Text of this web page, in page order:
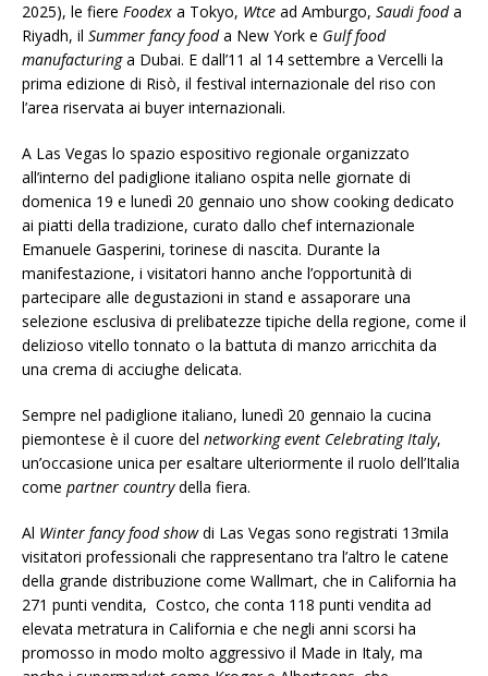
2025), le fiere Foodex a Tokyo, Wtce ad Amburgo, Saudi fooda
Riyadh, il Summer fancy fooda New York e Gulf food
manufacturinga Dubai. E dall’11 al 14 settembre a Vercelli la
prima edizione di Risò, il festival internazionale del riso con
l’area riservata ai buyer internazionali.
A Las Vegas lo spazio espositivo regionale organizzato
all’interno del padiglione italiano ospita nelle giornate di
domenica 19 e lunedì 20 gennaio uno show cooking dedicato
ai piatti della tradizione, curato dallo chef internazionale
Emanuele Gasperini, torinese di nascita. Durante la
manifestazione, i visitatori hanno anche l’opportunità di
partecipare alle degustazioni in stand e assaporare una
selezione esclusiva di prelibatezze tipiche della regione, come il
delizioso vitello tonnato o la battuta di manzo arricchita da
una crema di acciughe delicata.
Sempre nel padiglione italiano, lunedì 20 gennaio la cucina
piemontese è il cuore del networking event Celebrating Italy,
un’occasione unica per esaltare ulteriormente il ruolo dell’Italia
come partner countrydella fiera.
Al Winter fancy food showdi Las Vegas sono registrati 13mila
visitatori professionali che rappresentano tra l’altro le catene
della grande distribuzione come Wallmart, che in California ha
271 punti vendita, Costco, che conta 118 punti vendita ad
elevata metratura in California e che negli anni scorsi ha
promosso in modo molto aggressivo il Made in Italy, ma